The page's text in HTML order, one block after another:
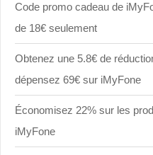
Code promo cadeau de
de 18€ seulement
Obtenez une 5.8€ de
dépensez 69€ sur iMyFone
Économisez 22% sur les
iMyFone